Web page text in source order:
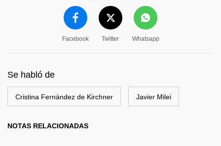
Facebook Twitter Whatsapp
Se habló de
Cristina Fernández de Kirchner Javier Milei
NOTAS RELACIONADAS